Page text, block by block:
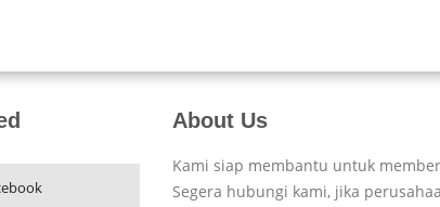
About Us
Kami siap membantu untuk
Segera hubungi kami, jika